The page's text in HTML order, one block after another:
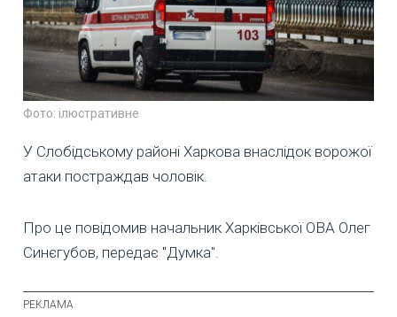
Фото: ілюстративне
У Слобідському районі Харкова внаслідок ворожої
атаки постраждав чоловік.
Про це повідомив начальник Харківської ОВА Олег
Синєгубов, передає "Думка".